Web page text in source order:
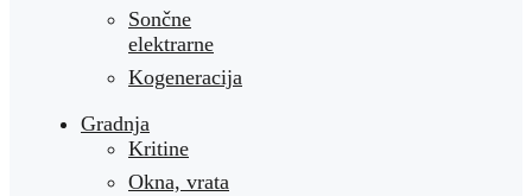
Sončne
elektrarne
Kogeneracija
Gradnja
Kritine
Okna, vrata